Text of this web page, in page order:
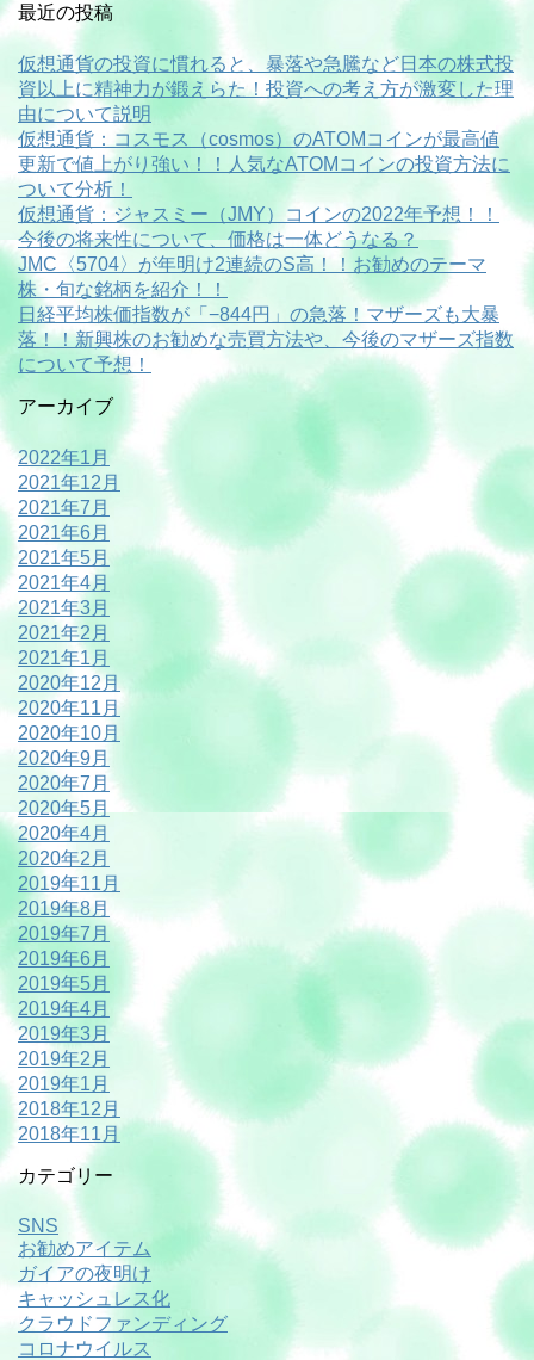
最近の投稿
仮想通貨の投資に慣れると、暴落や急騰など日本の株式投
資以上に精神力が鍛えらた！投資への考え方が激変した理
由について説明
仮想通貨：コスモス（cosmos）のATOMコインが最高値
更新で値上がり強い！！人気なATOMコインの投資方法に
ついて分析！
仮想通貨：ジャスミー（JMY）コインの2022年予想！！
今後の将来性について、価格は一体どうなる？
JMC〈5704〉が年明け2連続のS高！！お勧めのテーマ
株・旬な銘柄を紹介！！
日経平均株価指数が「−844円」の急落！マザーズも大暴
落！！新興株のお勧めな売買方法や、今後のマザーズ指数
について予想！
アーカイブ
2022年1月
2021年12月
2021年7月
2021年6月
2021年5月
2021年4月
2021年3月
2021年2月
2021年1月
2020年12月
2020年11月
2020年10月
2020年9月
2020年7月
2020年5月
2020年4月
2020年2月
2019年11月
2019年8月
2019年7月
2019年6月
2019年5月
2019年4月
2019年3月
2019年2月
2019年1月
2018年12月
2018年11月
カテゴリー
SNS
お勧めアイテム
ガイアの夜明け
キャッシュレス化
クラウドファンディング
コロナウイルス